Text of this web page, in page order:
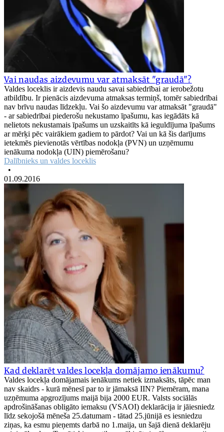
Vai naudas aizdevumu var atmaksāt "graudā"?
Valdes loceklis ir aizdevis naudu savai sabiedrībai ar ierobežotu
atbildību. Ir pienācis aizdevuma atmaksas termiņš, tomēr sabiedrībai
nav brīvu naudas līdzekļu. Vai šo aizdevumu var atmaksāt "graudā"
- ar sabiedrībai piederošu nekustamo īpašumu, kas iegādāts kā
nelietots nekustamais īpašums un uzskaitīts kā ieguldījuma īpašums
ar mērķi pēc vairākiem gadiem to pārdot? Vai un kā šis darījums
ietekmēs pievienotās vērtības nodokļa (PVN) un uzņēmumu
ienākuma nodokļa (UIN) piemērošanu?
Dalībnieks un valdes loceklis
•
01.09.2016
Kad deklarēt valdes locekļa domājamo ienākumu?
Valdes locekļa domājamais ienākums netiek izmaksāts, tāpēc man
nav skaidrs - kurā mēnesī par to ir jāmaksā IIN? Piemēram, mana
uzņēmuma apgrozījums maijā bija 2000 EUR. Valsts sociālās
apdrošināšanas obligāto iemaksu (VSAOI) deklarācija ir jāiesniedz
līdz sekojošā mēneša 25.datumam - tātad 25.jūnijā es iesniedzu
ziņas, ka esmu pieņemts darbā no 1.maija, un šajā dienā deklarēju